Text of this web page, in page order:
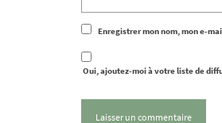
Enregistrer mon nom, mon e-
Oui, ajoutez-moi à votre liste de